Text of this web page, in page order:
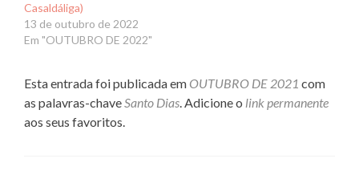
Casaldáliga)
13 de outubro de 2022
Em "OUTUBRO DE 2022"
Esta entrada foi publicada em OUTUBRO DE 2021 com
as palavras-chaveSanto Dias. Adicione o link permanente
aos seus favoritos.